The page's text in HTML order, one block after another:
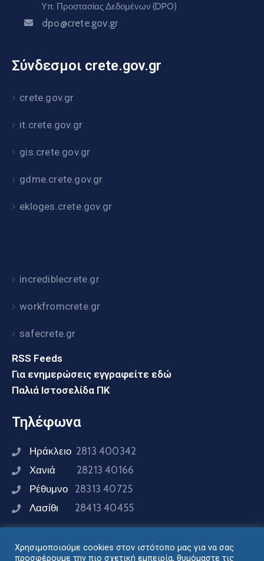
Υπ. Προστασίας Δεδομένων (DPO)
dpo@crete.gov.gr
Σύνδεσμοι crete.gov.gr
crete.gov.gr
it.crete.gov.gr
gis.crete.gov.gr
gdme.crete.gov.gr
ekloges.crete.gov.gr
incrediblecrete.gr
workfromcrete.gr
safecrete.gr
RSS Feeds
Για ενημερώσεις εγγραφείτε εδώ
Παλιά Ιστοσελίδα ΠΚ
Τηλέφωνα
Ηράκλειο 2813 400342
Χανιά 28213 40166
Ρέθυμνο 28313 40725
Λασίθι 28413 40455
Συνδεθείτε μαζί μας
Χρησιμοποιούμε cookies στον ιστότοπο μας για να σας
προσφέρουμε την πιο σχετική εμπειρία, θυμόμαστε τις